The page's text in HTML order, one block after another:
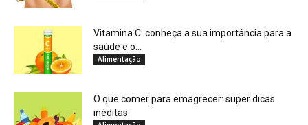
Vitamina C: conheça a sua importância para a
saúde e o...
Alimentação
O que comer para emagrecer: super dicas
inéditas